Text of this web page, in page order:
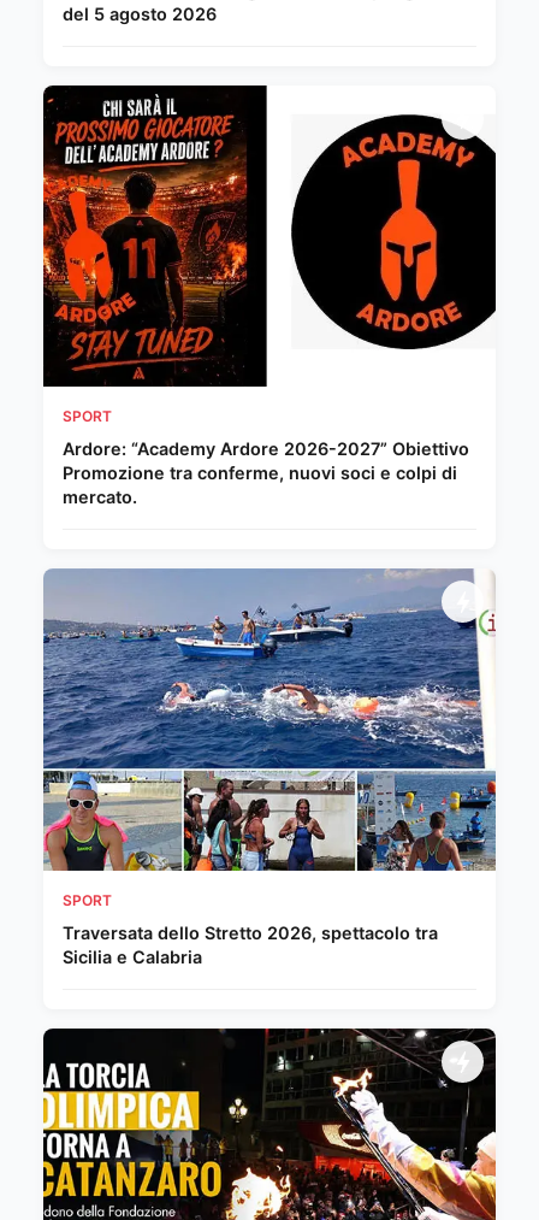
del 5 agosto 2026
SPORT
Ardore: “Academy Ardore 2026-2027” Obiettivo
Promozione tra conferme, nuovi soci e colpi di
mercato.
SPORT
Traversata dello Stretto 2026, spettacolo tra
Sicilia e Calabria